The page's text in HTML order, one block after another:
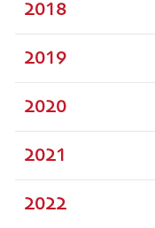
2018
2019
2020
2021
2022